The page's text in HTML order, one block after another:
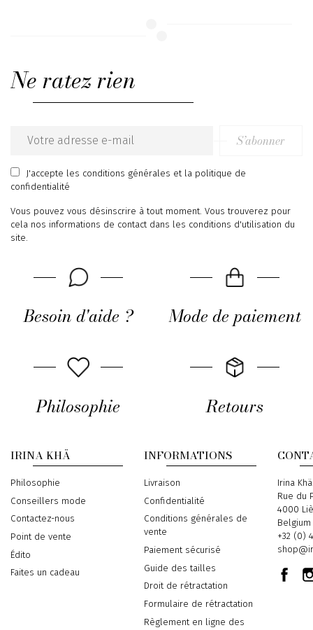
Ne ratez rien
Email
address
S’abonner
J'accepte les conditions générales et la politique de
confidentialité
Vous pouvez vous désinscrire à tout moment. Vous trouverez pour
cela nos informations de contact dans les conditions d'utilisation du
site.
Besoin d'aide ? Mode de paiement
Philosophie Retours
IRINA KHÄ
Philosophie
Conseillers mode
Contactez-nous
Point de vente
Édito
Faites un cadeau
INFORMATIONS
Livraison
Confidentialité
Conditions générales de
vente
Paiement sécurisé
Guide des tailles
Droit de rétractation
Formulaire de rétractation
Règlement en ligne des
Address
Irina Khä
Rue du
4000
Belgium
Phone
+32 (0)
Email